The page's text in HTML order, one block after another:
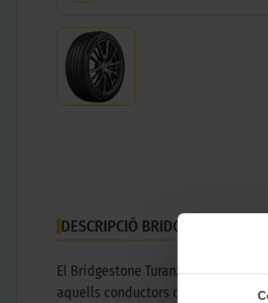
DESCRIPCIÓ BRIDGESTONE
El Bridgestone Turanza 6 es un
aquells conductors que busquin